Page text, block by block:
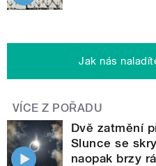
Jak nás
VÍCE Z POŘADU
Dvě zatmění
Slunce se
naopak brzy